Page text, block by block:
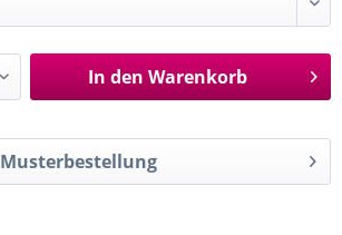
In den Warenkorb
Musterbestellung